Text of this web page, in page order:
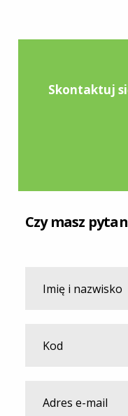
Skontaktuj
Czy masz